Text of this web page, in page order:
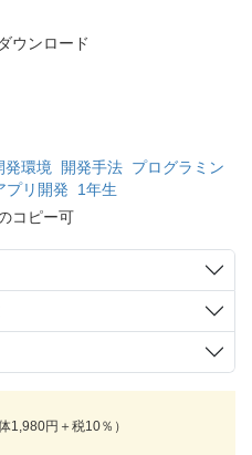
ウンロード
発環境 開発手法 プログラミン
プリ開発
1年生
コピー可
体1,980円＋税10％）